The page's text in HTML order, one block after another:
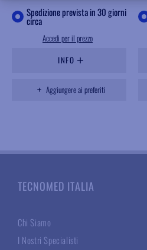
Spedizione prevista in 30 giorni
circa
Accedi per il prezzo
INFO
Aggiungere ai preferiti
TECNOMED ITALIA
Chi Siamo
I Nostri Specialisti